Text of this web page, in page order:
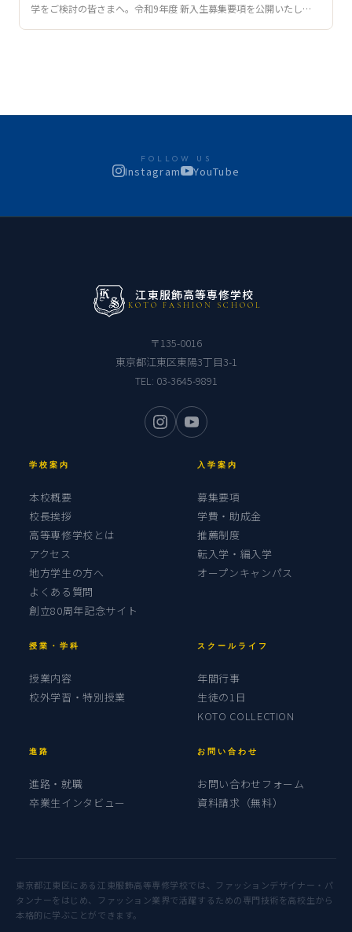
学をご検討の皆さまへ。令和9年度 新入生募集要項を公開いたし…
FOLLOW US
Instagram YouTube
江東服飾高等専修学校
KOTO FASHION SCHOOL
〒135-0016
東京都江東区東陽3丁目3-1
TEL: 03-3645-9891
学校案内
本校概要
校長挨拶
高等専修学校とは
アクセス
地方学生の方へ
よくある質問
創立80周年記念サイト
入学案内
募集要項
学費・助成金
推薦制度
転入学・編入学
オープンキャンパス
授業・学科
授業内容
校外学習・特別授業
スクールライフ
年間行事
生徒の1日
KOTO COLLECTION
進路
進路・就職
卒業生インタビュー
お問い合わせ
お問い合わせフォーム
資料請求（無料）
東京都江東区にある江東服飾高等専修学校では、ファッションデザイナー・パ
タンナーをはじめ、ファッション業界で活躍するための専門技術を高校生から
本格的に学ぶことができます。